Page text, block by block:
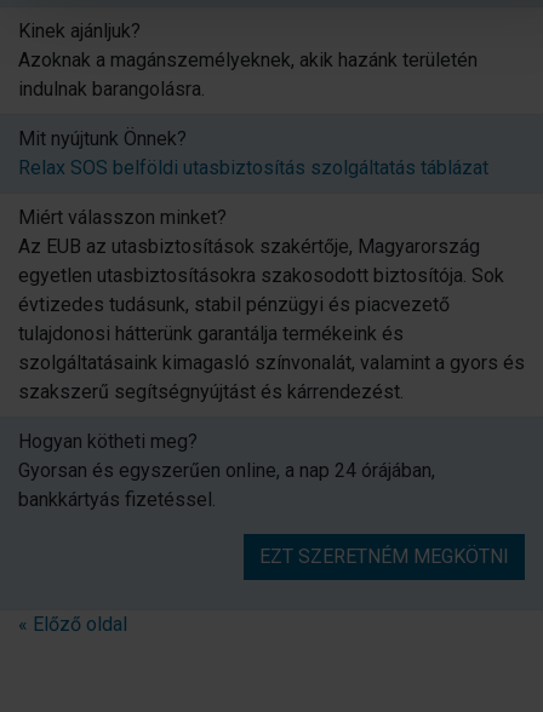
Kinek ajánljuk?
Azoknak a magánszemélyeknek, akik hazánk területén
indulnak barangolásra.
Mit nyújtunk Önnek?
Relax SOS belföldi utasbiztosítás szolgáltatás táblázat
Miért válasszon minket?
Az EUB az utasbiztosítások szakértője, Magyarország
egyetlen utasbiztosításokra szakosodott biztosítója. Sok
évtizedes tudásunk, stabil pénzügyi és piacvezető
tulajdonosi hátterünk garantálja termékeink és
szolgáltatásaink kimagasló színvonalát, valamint a gyors és
szakszerű segítségnyújtást és kárrendezést.
Hogyan kötheti meg?
Gyorsan és egyszerűen online, a nap 24 órájában,
bankkártyás fizetéssel.
EZT SZERETNÉM MEGKÖTNI
« Előző oldal